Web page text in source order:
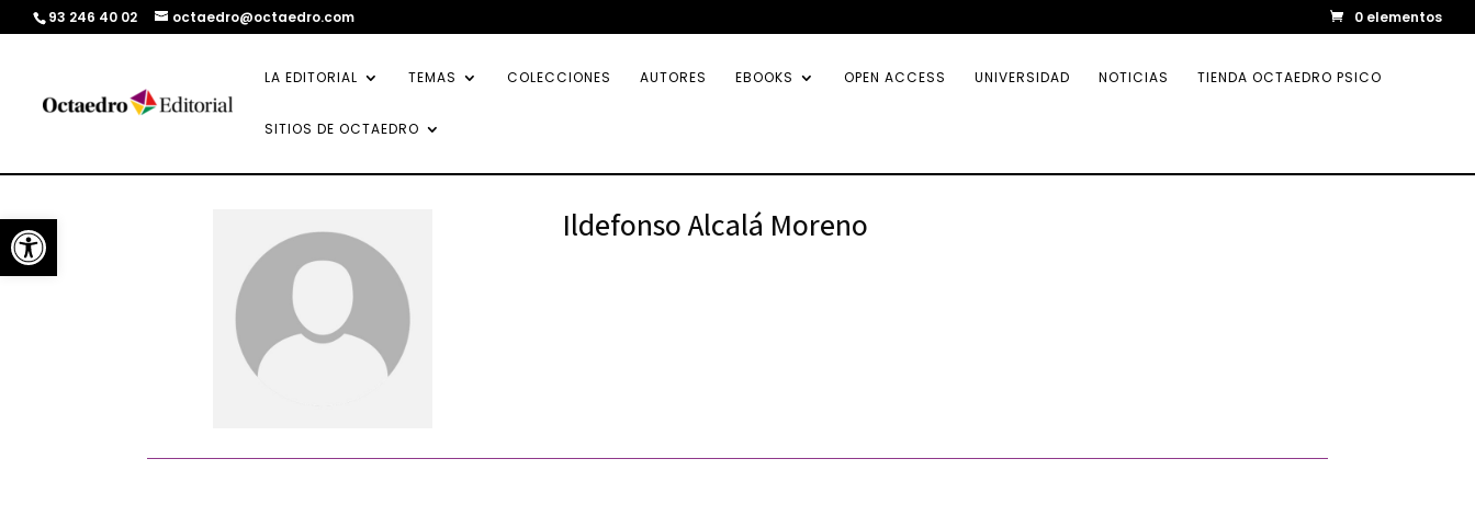
Abrir barra de herramientas
93 246 40 02 octaedro@octaedro.com 0 elementos
LA EDITORIAL TEMAS COLECCIONES AUTORES EBOOKS OPEN ACCESS UNIVERSIDAD NOTICIAS TIENDA OCTAEDRO PSICO
SITIOS DE OCTAEDRO
Ildefonso Alcalá Moreno